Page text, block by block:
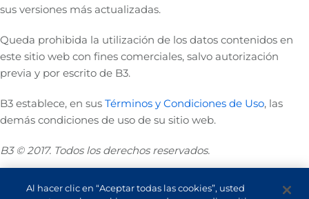
sus versiones más actualizadas.
Queda prohibida la utilización de los datos contenidos en
este sitio web con fines comerciales, salvo autorización
previa y por escrito de B3.
B3 establece, en sus Términos y Condiciones de Uso, las
demás condiciones de uso de su sitio web.
B3 © 2017. Todos los derechos reservados.
Al hacer clic en “Aceptar todas las cookies”, usted